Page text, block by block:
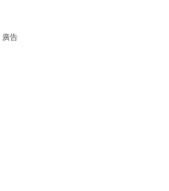
廣告